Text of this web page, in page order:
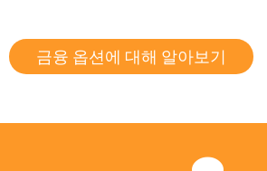
금융 옵션에 대해 알아보기